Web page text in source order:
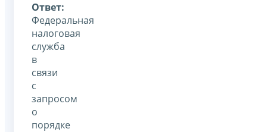
Ответ:
Федеральная
налоговая
служба
в
связи
с
запросом
о
порядке